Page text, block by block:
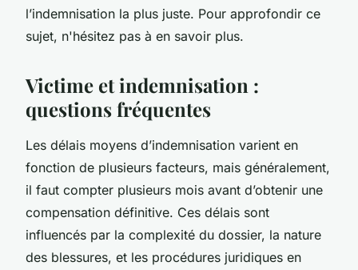
l’indemnisation la plus juste. Pour approfondir ce
sujet, n'hésitez pas à en savoir plus.
Victime et indemnisation :
questions fréquentes
Les délais moyens d’indemnisation varient en
fonction de plusieurs facteurs, mais généralement,
il faut compter plusieurs mois avant d’obtenir une
compensation définitive. Ces délais sont
influencés par la complexité du dossier, la nature
des blessures, et les procédures juridiques en